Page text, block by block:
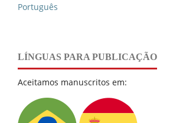
Português
LÍNGUAS PARA PUBLICAÇÃO
Aceitamos manuscritos em: